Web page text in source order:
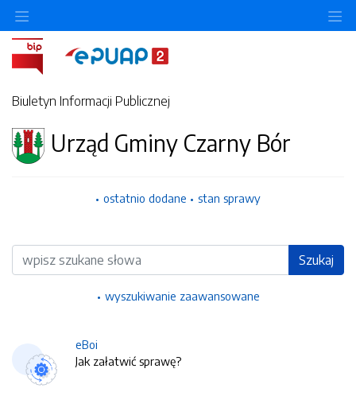
Biuletyn Informacji Publicznej
Urząd Gminy Czarny Bór
ostatnio dodane stan sprawy
Wyszukiwarka Szukaj
wyszukiwanie zaawansowane
eBoi
Jak załatwić sprawę?